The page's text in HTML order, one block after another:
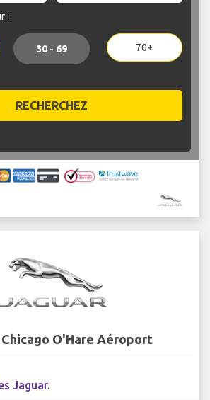
:
30 - 69 70+
RECHERCHEZ
O'Hare Aéroport
Jaguar.